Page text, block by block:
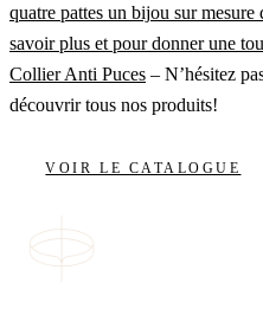
quatre pattes un bijou sur
savoir plus et pour donner une
Collier Anti Puces – N’hésitez
découvrir tous nos produits!
VOIR LE CATALOGUE